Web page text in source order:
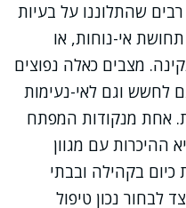
שהתלוננו על בעיות
אי-נוחות, או
מצבים כאלה נפוצים
לחשש וגם לאי-נעימות
אחת מנקודות המפתח
ההיכרות עם מגוון
כיום בקהילה ובבתי
לבחור נכון טיפול